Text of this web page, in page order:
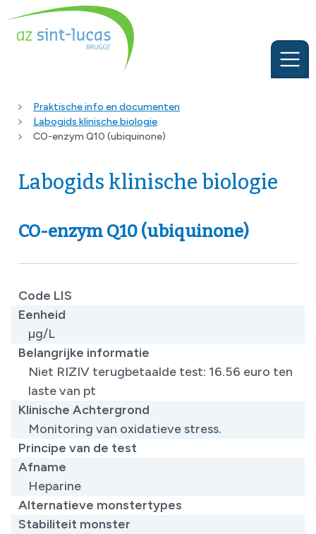
Praktische info en documenten
Labogids klinische biologie
CO-enzym Q10 (ubiquinone)
Labogids klinische biologie
CO-enzym Q10 (ubiquinone)
Code LIS
Eenheid
µg/L
Belangrijke informatie
​Niet RIZIV terugbetaalde test: 16.56 euro ten
laste van pt
Klinische Achtergrond
​Monitoring van oxidatieve stress.
Principe van de test
Afname
Heparine
Alternatieve monstertypes
Stabiliteit monster